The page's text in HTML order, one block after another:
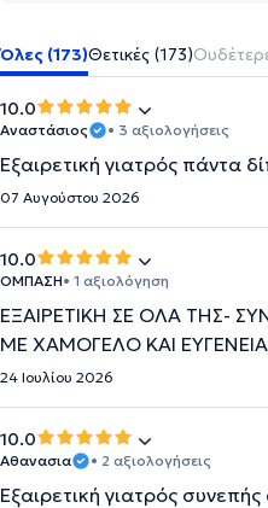
Όλες (173)Θετικές (173)
10.0
Αναστάσιος • 3 αξιολογήσεις
Εξαιρετική γιατρός πάντα
07 Αυγούστου 2026
10.0
ΟΜΠΑΣΗ• 1 αξιολόγηση
ΕΞΑΙΡΕΤΙΚΗ ΣΕ ΟΛΑ ΤΗΣ-
ΜΕ ΧΑΜΟΓΕΛΟ ΚΑΙ
24 Ιουλίου 2026
10.0
Αθανασια • 2 αξιολογήσεις
Εξαιρετική γιατρός